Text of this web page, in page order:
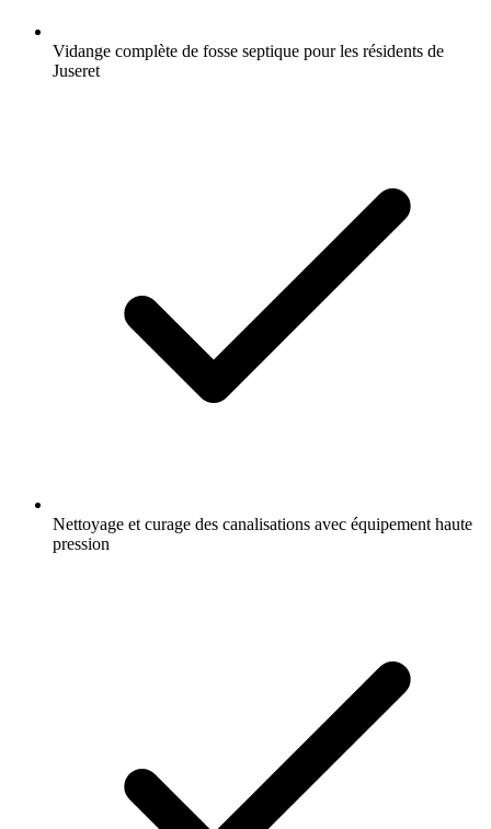
Vidange complète de fosse septique pour les résidents de
Juseret
Nettoyage et curage des canalisations avec équipement haute
pression